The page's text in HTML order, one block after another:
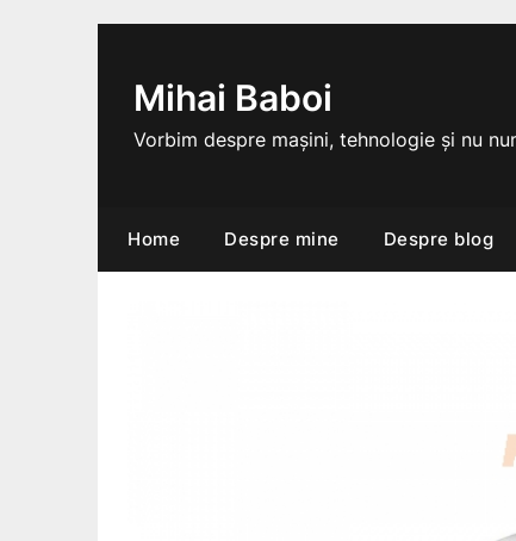
Mihai Baboi
Vorbim despre mașini, tehnologie și nu
Home Despre mine Despre blog